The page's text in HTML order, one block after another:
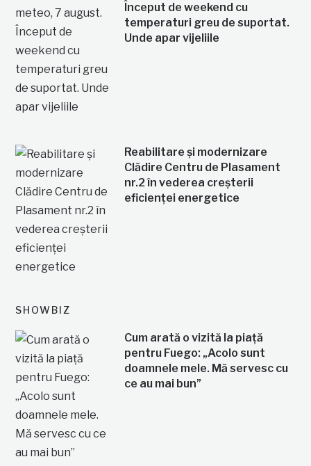
Început de weekend cu
temperaturi greu de suportat.
Unde apar vijeliile
Reabilitare și modernizare
Clădire Centru de Plasament
nr.2 în vederea creșterii
eficienței energetice
SHOWBIZ
Cum arată o vizită la piață
pentru Fuego: „Acolo sunt
doamnele mele. Mă servesc cu
ce au mai bun”